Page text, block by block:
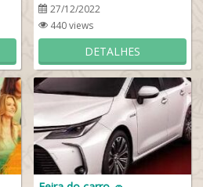
27/12/2022
440 views
DETALHES